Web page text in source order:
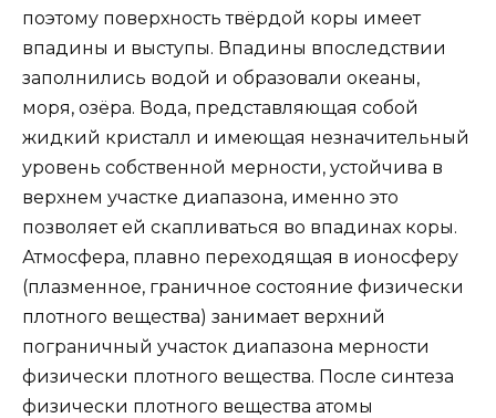
поэтому поверхность твёрдой коры имеет
впадины и выступы. Впадины впоследствии
заполнились водой и образовали океаны,
моря, озёра. Вода, представляющая собой
жидкий кристалл и имеющая незначительный
уровень собственной мерности, устойчива в
верхнем участке диапазона, именно это
позволяет ей скапливаться во впадинах коры.
Атмосфера, плавно переходящая в ионосферу
(плазменное, граничное состояние физически
плотного вещества) занимает верхний
пограничный участок диапазона мерности
физически плотного вещества. После синтеза
физически плотного вещества атомы